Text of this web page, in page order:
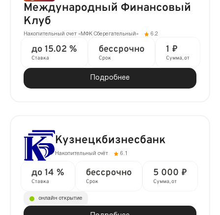
Международный Финансовый
Клуб
Накопительный счет «МФК Сберегательный» 6.2
до 15.02 %
Ставка
бессрочно
Срок
1 ₽
Сумма, от
Подробнее
Кузнецкбизнесбанк
Накопительный счёт 6.1
до 14 %
Ставка
бессрочно
Срок
5 000 ₽
Сумма, от
онлайн открытие